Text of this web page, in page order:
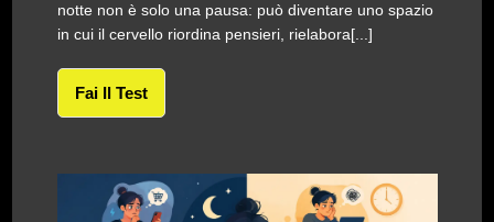
notte non è solo una pausa: può diventare uno spazio
in cui il cervello riordina pensieri, rielabora[...]
Fai Il Test